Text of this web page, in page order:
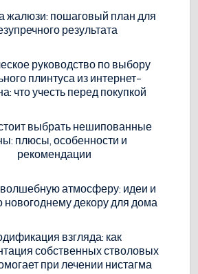
жалюзи: пошаговый план для
результата
руководство по выбору
плинтуса из интернет-
что учесть перед покупкой
выбрать нешипованные
плюсы, особенности и
рекомендации
атмосферу: идеи и
новогоднему декору для дома
взгляда: как
собственных стволовых
при лечении нистагма